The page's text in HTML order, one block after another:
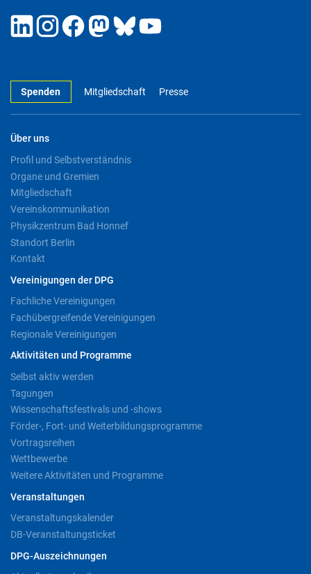
Spenden Mitgliedschaft Presse
Über uns
Profil und Selbstverständnis
Organe und Gremien
Mitgliedschaft
Vereinskommunikation
Physikzentrum Bad Honnef
Standort Berlin
Kontakt
Vereinigungen der DPG
Fachliche Vereinigungen
Fachübergreifende Vereinigungen
Regionale Vereinigungen
Aktivitäten und Programme
Selbst aktiv werden
Tagungen
Wissenschaftsfestivals und -shows
Förder-, Fort- und Weiterbildungsprogramme
Vortragsreihen
Wettbewerbe
Weitere Aktivitäten und Programme
Veranstaltungen
Veranstaltungskalender
DB-Veranstaltungsticket
DPG-Auszeichnungen